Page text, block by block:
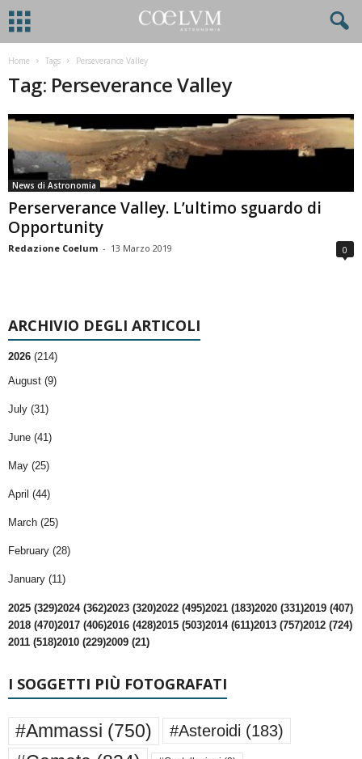
Home Tags Perseverance Valley
Tag: Perseverance Valley
News di Astronomia
Perserverance Valley. L’ultimo sguardo di
Opportunity
Redazione Coelum - 13 Marzo 2019 0
ARCHIVIO DEGLI ARTICOLI
2026 (214)
August (9)
July (31)
June (41)
May (25)
April (44)
March (25)
February (28)
January (11)
2025 (329)2024 (362)2023 (320)2022 (495)2021 (183)2020 (331)2019 (407)
2018 (470)2017 (406)2016 (428)2015 (503)2014 (611)2013 (757)2012 (724)
2011 (518)2010 (229)2009 (21)
I SOGGETTI PIÙ FOTOGRAFATI
#Ammassi (750) #Asteroidi (183)